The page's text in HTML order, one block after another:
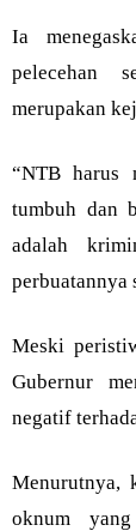
Ia
pelecehan
merupakan
“NTB harus
tumbuh dan
adalah
perbuatannya
Meski
Gubernur
negatif
Menurutnya,
oknum